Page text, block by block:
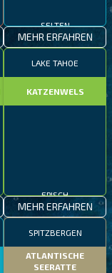
MEHR ERFAHREN
LAKE TAHOE
KATZENWELS
MEHR ERFAHREN
SPITZBERGEN
ATLANTISCHE
SEERATTE